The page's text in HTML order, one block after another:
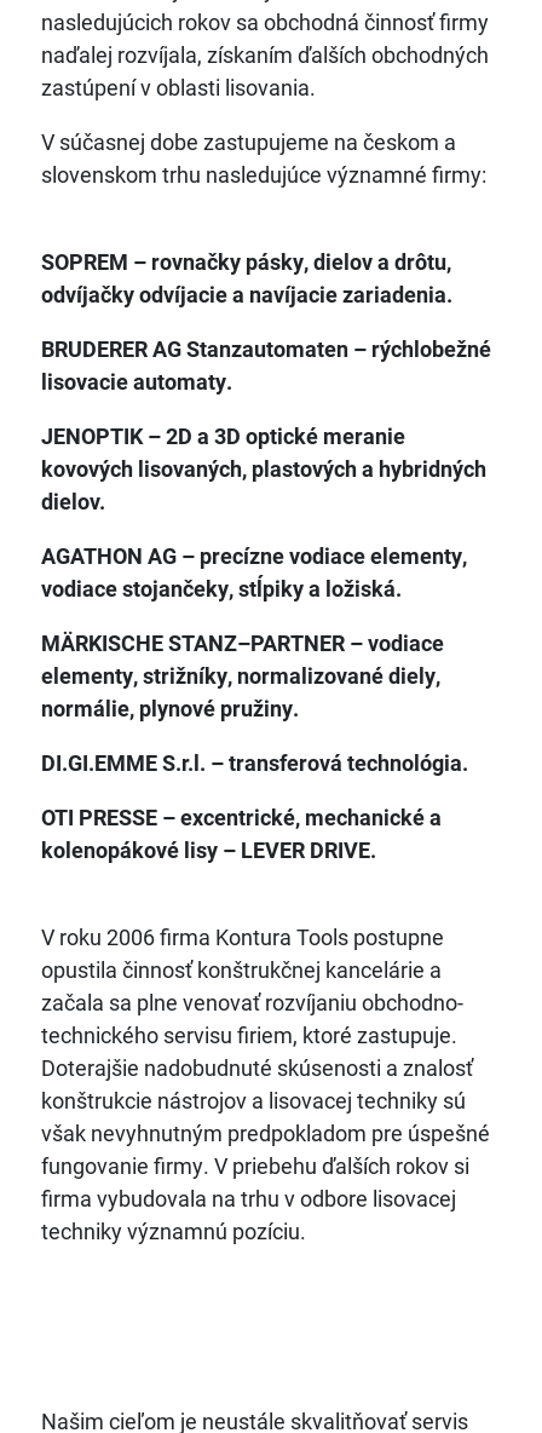
nasledujúcich rokov sa obchodná činnosť firmy
naďalej rozvíjala, získaním ďalších obchodných
zastúpení v oblasti lisovania.
V súčasnej dobe zastupujeme na českom a
slovenskom trhu nasledujúce významné firmy:
SOPREM – rovnačky pásky, dielov a drôtu,
odvíjačky odvíjacie a navíjacie zariadenia.
BRUDERER AG Stanzautomaten – rýchlobežné
lisovacie automaty.
JENOPTIK – 2D a 3D optické meranie
kovových lisovaných, plastových a hybridných
dielov.
AGATHON AG – precízne vodiace elementy,
vodiace stojančeky, stĺpiky a ložiská.
MÄRKISCHE STANZ–PARTNER – vodiace
elementy, strižníky, normalizované diely,
normálie, plynové pružiny.
DI.GI.EMME S.r.l. – transferová technológia.
OTI PRESSE – excentrické, mechanické a
kolenopákové lisy – LEVER DRIVE.
V roku 2006 firma Kontura Tools postupne
opustila činnosť konštrukčnej kancelárie a
začala sa plne venovať rozvíjaniu obchodno-
technického servisu firiem, ktoré zastupuje.
Doterajšie nadobudnuté skúsenosti a znalosť
konštrukcie nástrojov a lisovacej techniky sú
však nevyhnutným predpokladom pre úspešné
fungovanie firmy. V priebehu ďalších rokov si
firma vybudovala na trhu v odbore lisovacej
techniky významnú pozíciu.
Našim cieľom je neustále skvalitňovať servis